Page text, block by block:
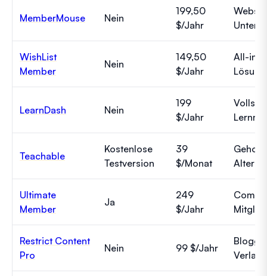
MemberMouse Nein
199,50
$/Jahr
WishList
Member
Nein
149,50
$/Jahr
All-in-
Lösung
LearnDash Nein
199
$/Jahr
Teachable
Kostenlose
Testversion
39
$/Monat
Ultimate
Member
Ja
249
$/Jahr
Restrict Content
Pro
Nein 99 $/Jahr
Verlage